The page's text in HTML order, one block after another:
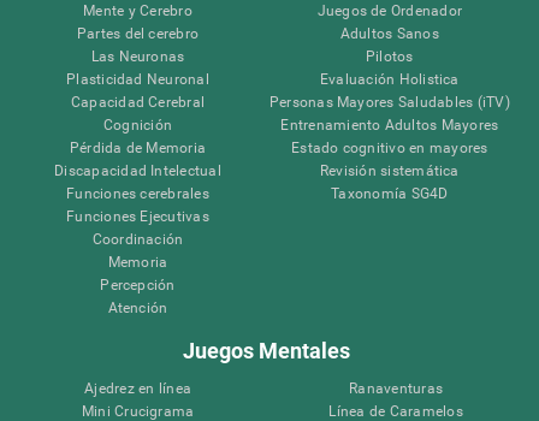
Mente y Cerebro
Partes del cerebro
Las Neuronas
Plasticidad Neuronal
Capacidad Cerebral
Cognición
Pérdida de Memoria
Discapacidad Intelectual
Funciones cerebrales
Funciones Ejecutivas
Coordinación
Memoria
Percepción
Atención
Juegos de Ordenador
Adultos Sanos
Pilotos
Evaluación Holistica
Personas Mayores Saludables (iTV)
Entrenamiento Adultos Mayores
Estado cognitivo en mayores
Revisión sistemática
Taxonomía SG4D
Juegos Mentales
Ajedrez en línea
Mini Crucigrama
Ranaventuras
Línea de Caramelos